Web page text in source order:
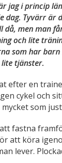
jag i princip
dag. Tyvärr är
då, men man
och lite
som har
tjänster.
efter en
cykel och
som
fastna
att köra
lever.